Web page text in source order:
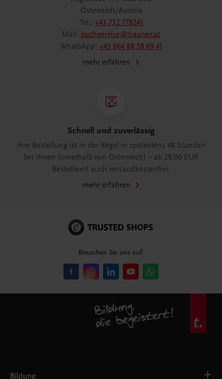
Österreich/Austria
Tel.: +43 732 778241
Mail: buchservice@trauner.at
WhatsApp: +43 664 88 58 69 41
mehr erfahren
Schnell und zuverlässig
Ihre Bestellung ist in der Regel in spätestens 48 Stunden
bei Ihnen (innerhalb von Österreich) – ab 29,00 EUR
Bestellwert auch versandkostenfrei.
mehr erfahren
Besuchen Sie uns auf:
Bildung